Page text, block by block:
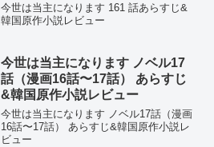
今世は当主になります 161 話あらすじ&
韓国原作小説レビュー
今世は当主になります ノベル17
話（漫画16話〜17話） あらすじ
&韓国原作小説レビュー
今世は当主になります ノベル17話（漫画
16話〜17話） あらすじ&韓国原作小説レ
ビュー